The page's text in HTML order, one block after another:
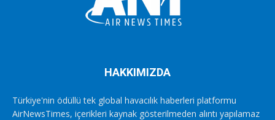
HAKKIMIZDA
Türkiye'nin ödüllü tek global havacılık haberleri platformu
AirNewsTimes, içerikleri kaynak gösterilmeden alıntı yapılamaz